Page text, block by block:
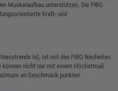
Muskelaufbau unterstützen. Die FIBO
Kraft- und
ist, ist mit den FIBO Neuheiten
können nicht nur mit einem Höchstmaß
an Geschmack punkten